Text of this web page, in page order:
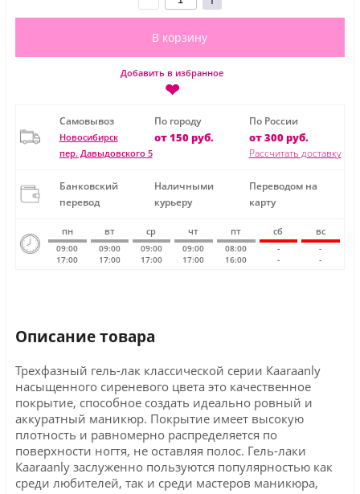
В корзину
Добавить в избранное
❤
Самовывоз
Новосибирск
пер. Давыдовского 5
По городу
от 150 руб.
По России
от 300 руб.
Рассчитать доставку
Банковский
перевод
Наличными
курьеру
Переводом на
карту
пн вт ср чт пт сб вс
09:00
17:00
09:00
17:00
09:00
17:00
09:00
17:00
08:00
16:00
-
-
-
-
Описание товара
Трехфазный гель-лак классической серии Кaaraanly
насыщенного сиреневого цвета это качественное
покрытие, способное создать идеально ровный и
аккуратный маникюр. Покрытие имеет высокую
плотность и равномерно распределяется по
поверхности ногтя, не оставляя полос. Гель-лаки
Кaaraanly заслуженно пользуются популярностью как
среди любителей, так и среди мастеров маникюра,